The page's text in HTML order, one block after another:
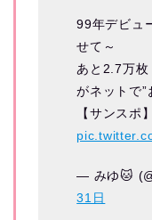
99年デビュ
せて～
あと2.7万枚
がネットで”
【サンスポ】
— みゆ🐱
31日